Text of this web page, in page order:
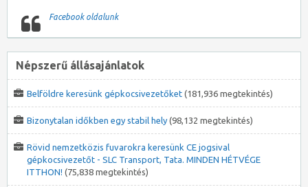
Facebook oldalunk
Népszerű állásajánlatok
Belföldre keresünk gépkocsivezetőket (181,936 megtekintés)
Bizonytalan időkben egy stabil hely (98,132 megtekintés)
Rövid nemzetközis fuvarokra keresünk CE jogsival
gépkocsivezetőt - SLC Transport, Tata. MINDEN HÉTVÉGE
ITTHON! (75,838 megtekintés)